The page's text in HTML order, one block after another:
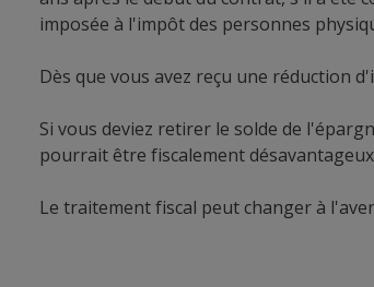
imposée à l'impôt des personnes
Dès que vous avez reçu une réduction
Si vous deviez retirer le solde de
pourrait être fiscalement
Le traitement fiscal peut changer à